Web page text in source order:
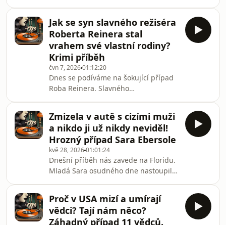
plánů na zbytek dne. Nic
nenasvědčovalo tomu, že by se mělo
stát cokoliv zlého.Jenže pak u krajnice
zastavilo auto. Z něj vystoupil muž s
letáky v ruce. Vypadal jako obyčejný
chlapík ze sousedství. Klidný,
nenápadný.Stačilo ale pár vteřin.
Jeden krok blíž.
Jak se syn slavného režiséra
Roberta Reinera stal
vrahem své vlastní rodiny?
Krimi příběh
čvn 7, 202601:12:20
Dnes se podíváme na šokující případ
Roba Reinera. Slavného
mrtvé v jejich vlastním domě. Co se
osudný den stalo? A proč policie
téměř okamžitě zaměřila pozornost na
člověka z jejich nejbližší rodiny?
Pojďme si celý případ projít krok za
krokem.HLASUJ PRO KRIMI PŘÍBĚHY V
ANKETĚ PODCAST ROKU:
https://www.podcastroku.cz/#hlasovani
💗
Zmizela v autě s cizími muži
a nikdo ji už nikdy neviděl!
Hrozný případ Sara Ebersole
kvě 28, 202601:01:24
Dnešní příběh nás zavede na Floridu.
Mladá Sara osudného dne nastoupila
sestře, která se ujala vyšetřování, moc
dobře víme, co se dělo poté...HLASUJ
Proč v USA mizí a umírají
vědci? Tají nám něco?
Záhadný případ 11 vědců.